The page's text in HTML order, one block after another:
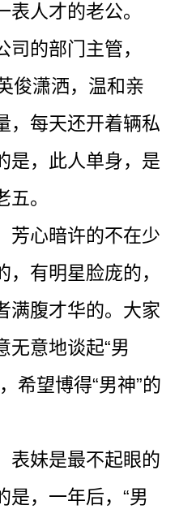
人才的老公。
的部门主管，
俊潇洒，温和亲
，每天还开着辆私
是，此人单身，是
。
芳心暗许的不在少
有明星脸庞的，
满腹才华的。大家
无意地谈起“男
希望博得“男神”的
表妹是最不起眼的
是，一年后，“男